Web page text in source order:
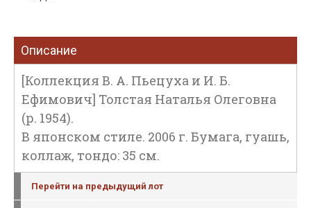
Описание
[Коллекция В. А. Пьецуха и И. Б.
Ефимович] Толстая Наталья Олеговна
(р. 1954).
В японском стиле. 2006 г. Бумага, гуашь,
коллаж, тондо: 35 см.
Перейти на предыдущий лот